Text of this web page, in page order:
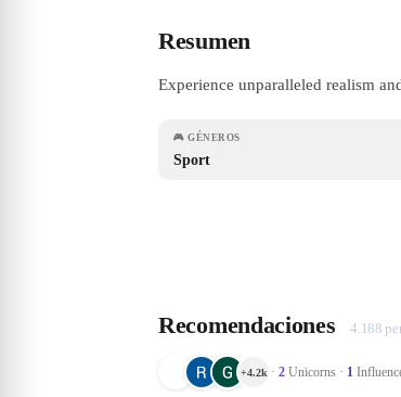
Resumen
Experience unparalleled realism
🎮 GÉNEROS
Sport
Recomendaciones 4.188
+4.2k · 2 Unicorns · 1